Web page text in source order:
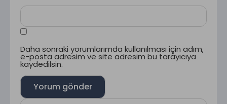
Daha sonraki yorumlarımda kullanılması için adım,
e-posta adresim ve site adresim bu tarayıcıya
kaydedilsin.